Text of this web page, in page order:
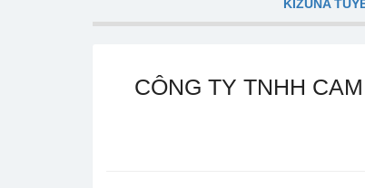
KIZUNA
CÔNG TY TNHH